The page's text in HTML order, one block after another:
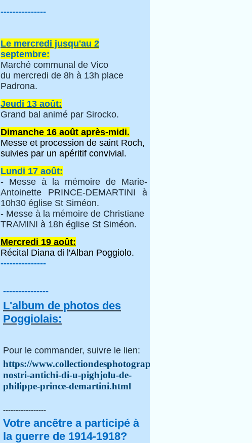
---------------
Le mercredi jusqu'au 2
septembre:
Marché communal de Vico
du mercredi de 8h à 13h place
Padrona.
Jeudi 13 août:
Grand bal animé par Sirocko.
Dimanche 16 août après-midi.
Messe et procession de saint Roch,
suivies par un apéritif convivial.
Lundi 17 août:
- Messe à la mémoire de Marie-
Antoinette PRINCE-DEMARTINI à
10h30 église St Siméon.
- Messe à la mémoire de Christiane
TRAMINI à 18h église St Siméon.
Mercredi 19 août:
Récital Diana di l'Alban Poggiolo.
---------------
---------------
L'album de photos des
Poggiolais:
Pour le commander, suivre le lien:
https://www.collectiondesphotographes.com/i-
nostri-antichi-di-u-pighjolu-de-
philippe-prince-demartini.html
-----------------
Votre ancêtre a participé à
la guerre de 1914-1918?